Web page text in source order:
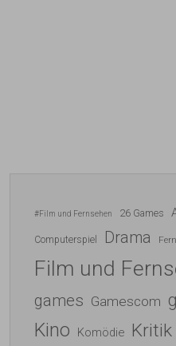
#Film und Fernsehen 26 Games
Computerspiel Drama
Film und
games Gamescom
Kino Komödie Kritik